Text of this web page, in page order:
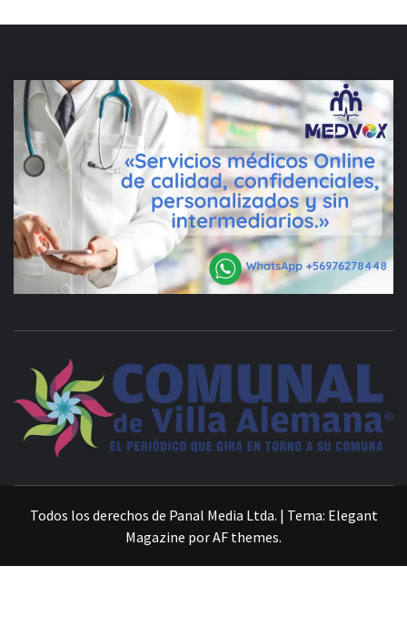
Todos los derechos de Panal Media Ltda. | Tema: Elegant
Magazine porAF themes.